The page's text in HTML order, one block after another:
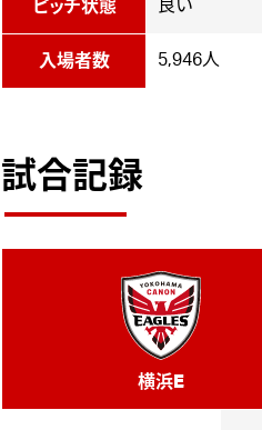
ピッチ状態 良い
入場者数 5,946人
試合記録
横浜E